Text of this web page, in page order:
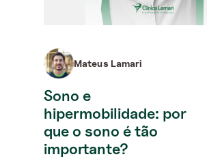
Mateus Lamari
Sono e
hipermobilidade: por
que o sono é tão
importante?